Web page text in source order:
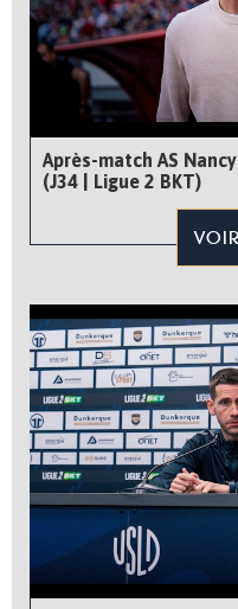
Après-match AS
(J34 | Ligue 2 BKT)